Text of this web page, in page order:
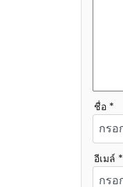
ชื่อ *
อีเมล์ *